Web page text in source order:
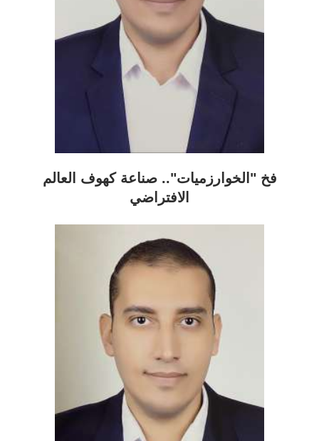
فخ "الخوارزميات".. صناعة كهوف العالم
الافتراضي